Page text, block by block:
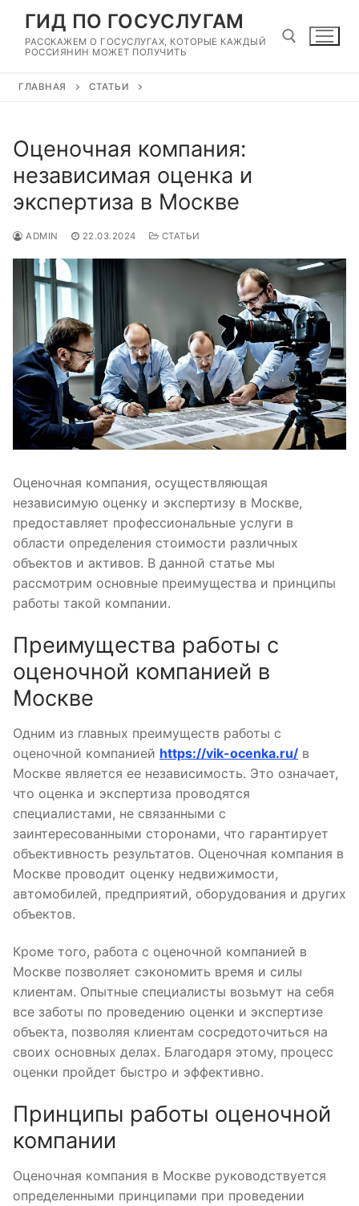
Перейти
содержимому
ГИД ПО ГОСУСЛУГАМ
РАССКАЖЕМ О ГОСУСЛУГАХ, КОТОРЫЕ КАЖДЫЙ
РОССИЯНИН МОЖЕТ ПОЛУЧИТЬ
ГЛАВНАЯ СТАТЬИ
Оценочная компания:
независимая оценка и
экспертиза в Москве
ADMIN 22.03.2024 СТАТЬИ
Оценочная компания, осуществляющая
независимую оценку и экспертизу в Москве,
предоставляет профессиональные услуги в
области определения стоимости различных
объектов и активов. В данной статье мы
рассмотрим основные преимущества и принципы
работы такой компании.
Преимущества работы с
оценочной компанией в
Москве
Одним из главных преимуществ работы с
оценочной компанией https://vik-ocenka.ru/ в
Москве является ее независимость. Это означает,
что оценка и экспертиза проводятся
специалистами, не связанными с
заинтересованными сторонами, что гарантирует
объективность результатов. Оценочная компания в
Москве проводит оценку недвижимости,
автомобилей, предприятий, оборудования и других
объектов.
Кроме того, работа с оценочной компанией в
Москве позволяет сэкономить время и силы
клиентам. Опытные специалисты возьмут на себя
все заботы по проведению оценки и экспертизе
объекта, позволяя клиентам сосредоточиться на
своих основных делах. Благодаря этому, процесс
оценки пройдет быстро и эффективно.
Принципы работы оценочной
компании
Оценочная компания в Москве руководствуется
определенными принципами при проведении